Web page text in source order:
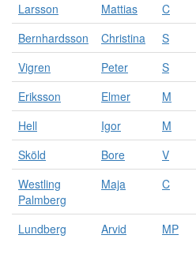
Larsson
Mattias C
Bernhardsson
Christina S
Vigren
Peter S
Eriksson
Elmer M
Hell
Igor M
Sköld
Bore V
Westling
Palmberg
Maja C
Lundberg Arvid MP